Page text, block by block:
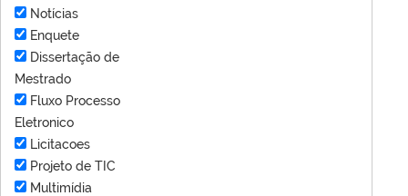
Notícias
Enquete
Dissertação de
Mestrado
Fluxo Processo
Eletronico
Licitacoes
Projeto de TIC
Multimídia